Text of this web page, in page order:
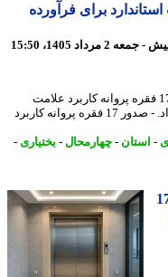
برای فرآورده
چهارمحال و بختیاری از صدور 17 فقره پروانه کاربرد علامت
استاندارد برای فرآورده های تولیدی استان خبر داد. - صدور 17 فقره پروانه کاربرد
استان-چهارمحال-بختیاری-